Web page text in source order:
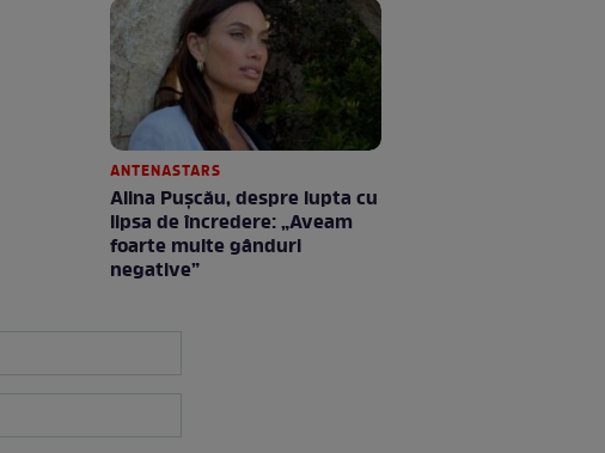
ANTENASTARS
Alina Pușcău, despre lupta cu
lipsa de încredere: „Aveam
foarte multe gânduri
negative”